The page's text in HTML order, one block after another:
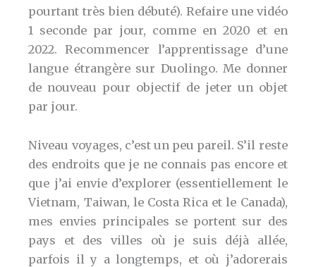
pourtant très bien débuté). Refaire une vidéo
1 seconde par jour, comme en 2020 et en
2022. Recommencer l’apprentissage d’une
langue étrangère sur Duolingo. Me donner
de nouveau pour objectif de jeter un objet
par jour.
Niveau voyages, c’est un peu pareil. S’il reste
des endroits que je ne connais pas encore et
que j’ai envie d’explorer (essentiellement le
Vietnam, Taiwan, le Costa Rica et le Canada),
mes envies principales se portent sur des
pays et des villes où je suis déjà allée,
parfois il y a longtemps, et où j’adorerais